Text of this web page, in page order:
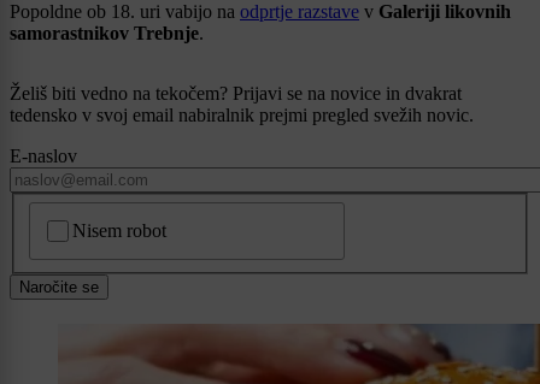
Popoldne ob 18. uri vabijo na odprtje razstave v Galeriji likovnih
samorastnikov Trebnje.
Želiš biti vedno na tekočem? Prijavi se na novice in dvakrat
tedensko v svoj email nabiralnik prejmi pregled svežih novic.
E-naslov
Nisem robot
Naročite se